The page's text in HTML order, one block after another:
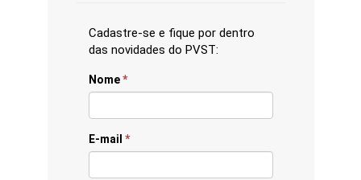
Cadastre-se e fique por dentro
das novidades do PVST:
Nome*
E-mail *